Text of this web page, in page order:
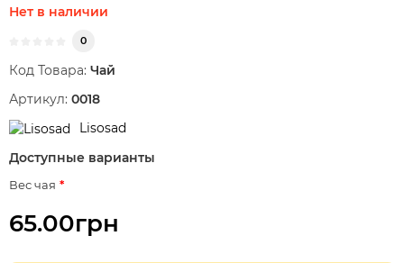
Нет в наличии
0
Код Товара: Чай
Артикул: 0018
Lisosad
Доступные варианты
Вес чая
65.00грн